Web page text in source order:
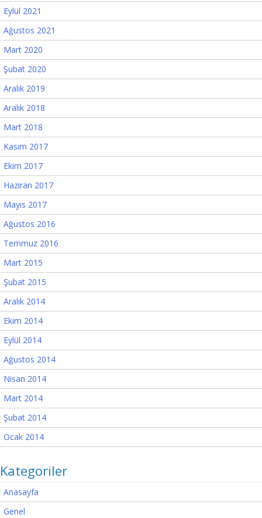
Eylül 2021
Ağustos 2021
Mart 2020
Şubat 2020
Aralık 2019
Aralık 2018
Mart 2018
Kasım 2017
Ekim 2017
Haziran 2017
Mayıs 2017
Ağustos 2016
Temmuz 2016
Mart 2015
Şubat 2015
Aralık 2014
Ekim 2014
Eylül 2014
Ağustos 2014
Nisan 2014
Mart 2014
Şubat 2014
Ocak 2014
Kategoriler
Anasayfa
Genel